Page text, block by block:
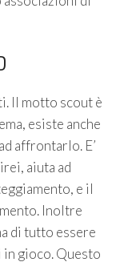
Il motto scout è
esiste anche
affrontarlo. E’
aiuta ad
e il
Inoltre
di tutto essere
gioco. Questo